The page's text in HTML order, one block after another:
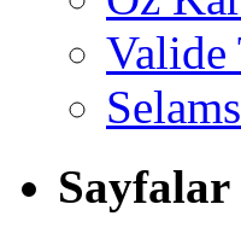
Valide
Sayfalar